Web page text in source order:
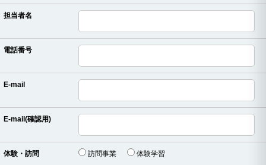
担当者名
電話番号
E-mail
E-mail(確認用)
体験・訪問 訪問事業 体験学習